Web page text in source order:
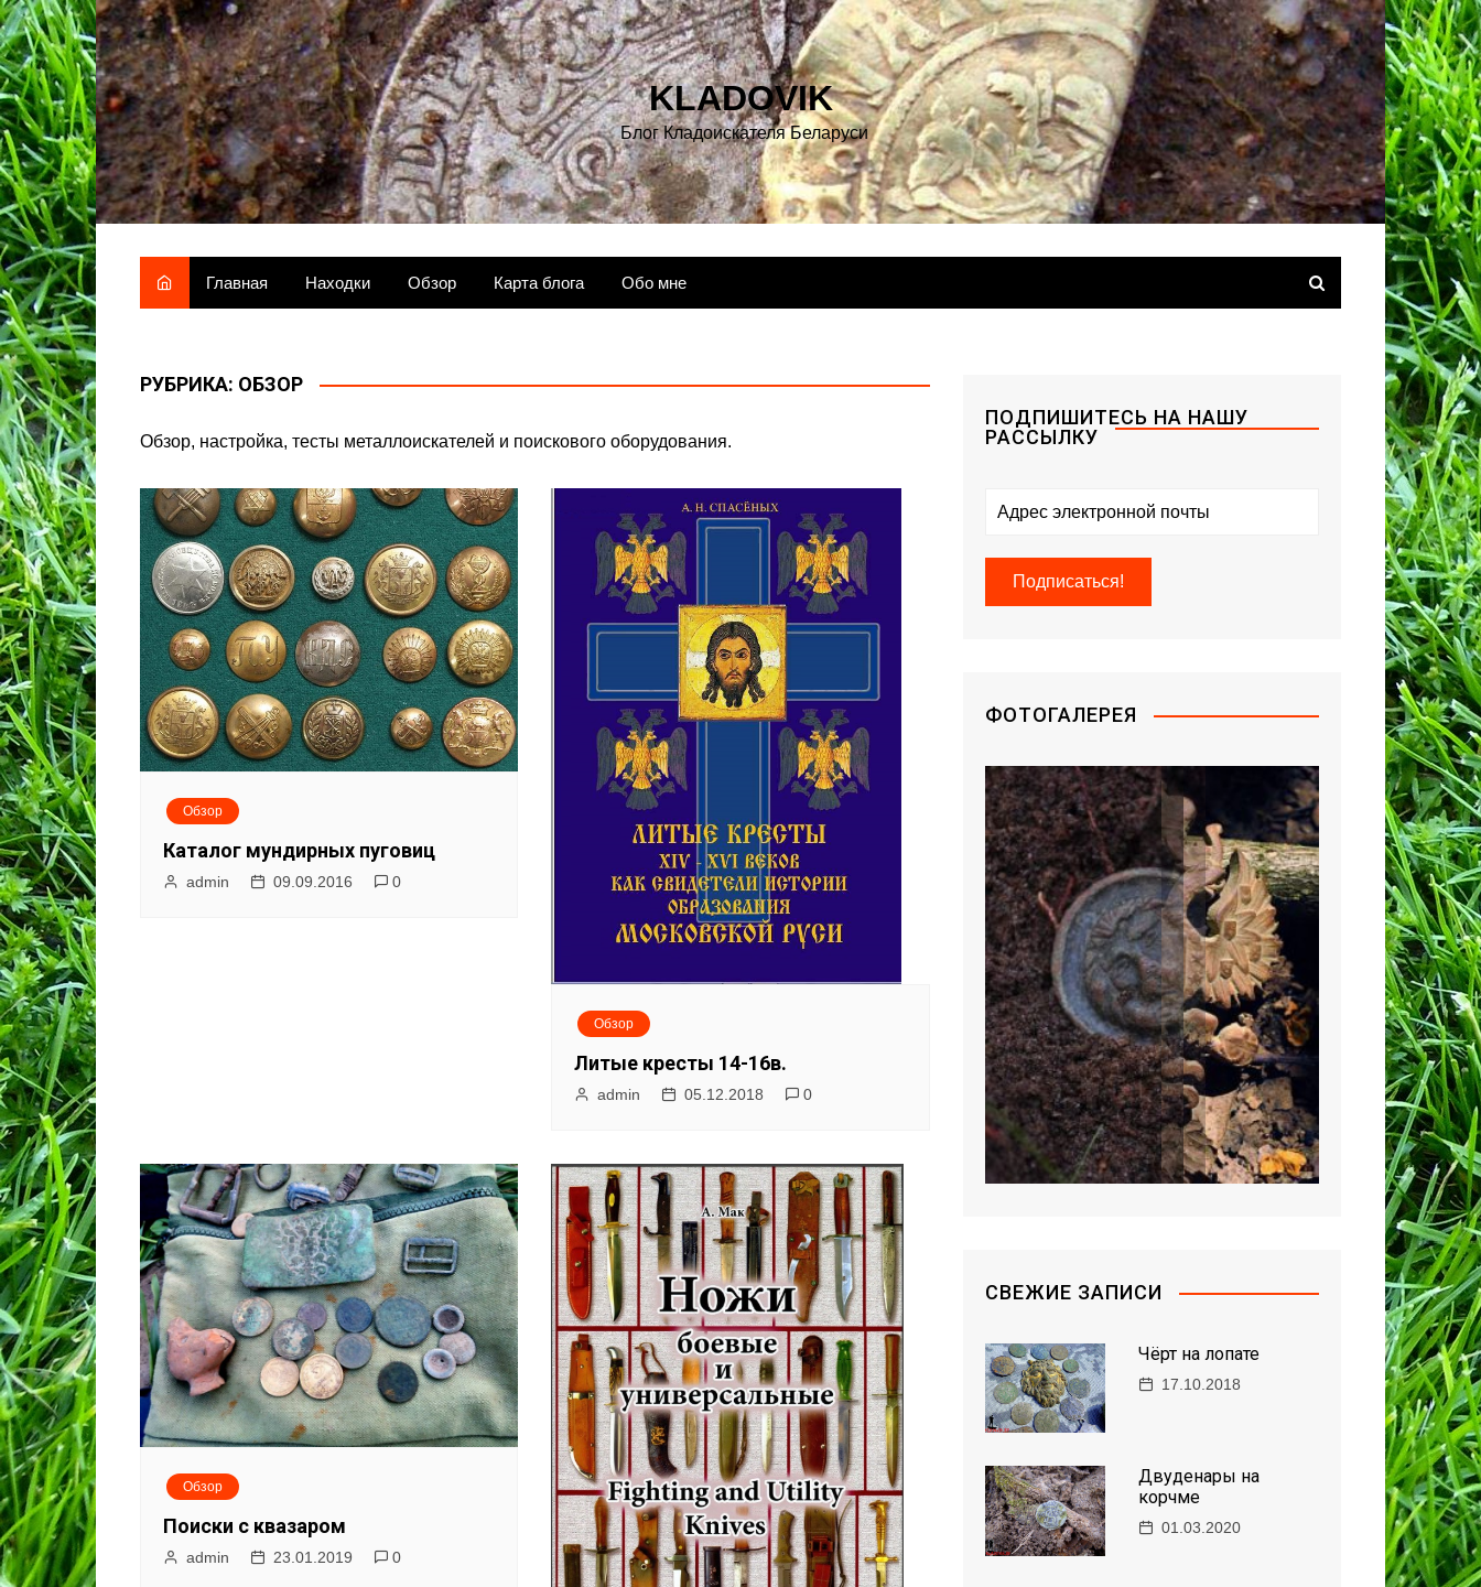
П
е
р
е
й
т
и
к
с
о
д
е
р
ж
и
м
о
м
у
KLADOVIK
Блог Кладоискателя Беларуси
Главная Находки Обзор Карта блога Обо мне
РУБРИКА: ОБЗОР
Обзор, настройка, тесты металлоискателей и поискового оборудования.
Обзор
Каталог мундирных пуговиц
admin 09.09.2016 0
Обзор
Литые кресты 14-16в.
admin 05.12.2018 0
Обзор
Поиски с квазаром
admin 23.01.2019 0
ПОДПИШИТЕСЬ НА НАШУ
РАССЫЛКУ
ФОТОГАЛЕРЕЯ
СВЕЖИЕ ЗАПИСИ
Чёрт на лопате
17.10.2018
Двуденары на
корчме
01.03.2020